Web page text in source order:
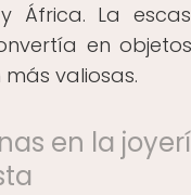
África. La
en
valiosas.
en la